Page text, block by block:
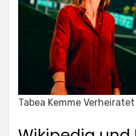
Tabea Kemme Verheiratet